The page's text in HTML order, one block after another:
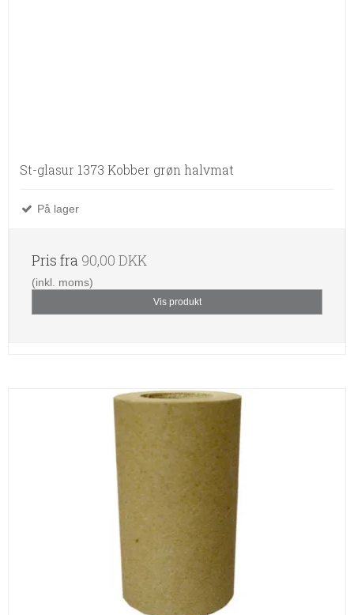
St-glasur 1373 Kobber grøn halvmat
På lager
Pris fra 90,00 DKK
(inkl. moms)
Vis produkt